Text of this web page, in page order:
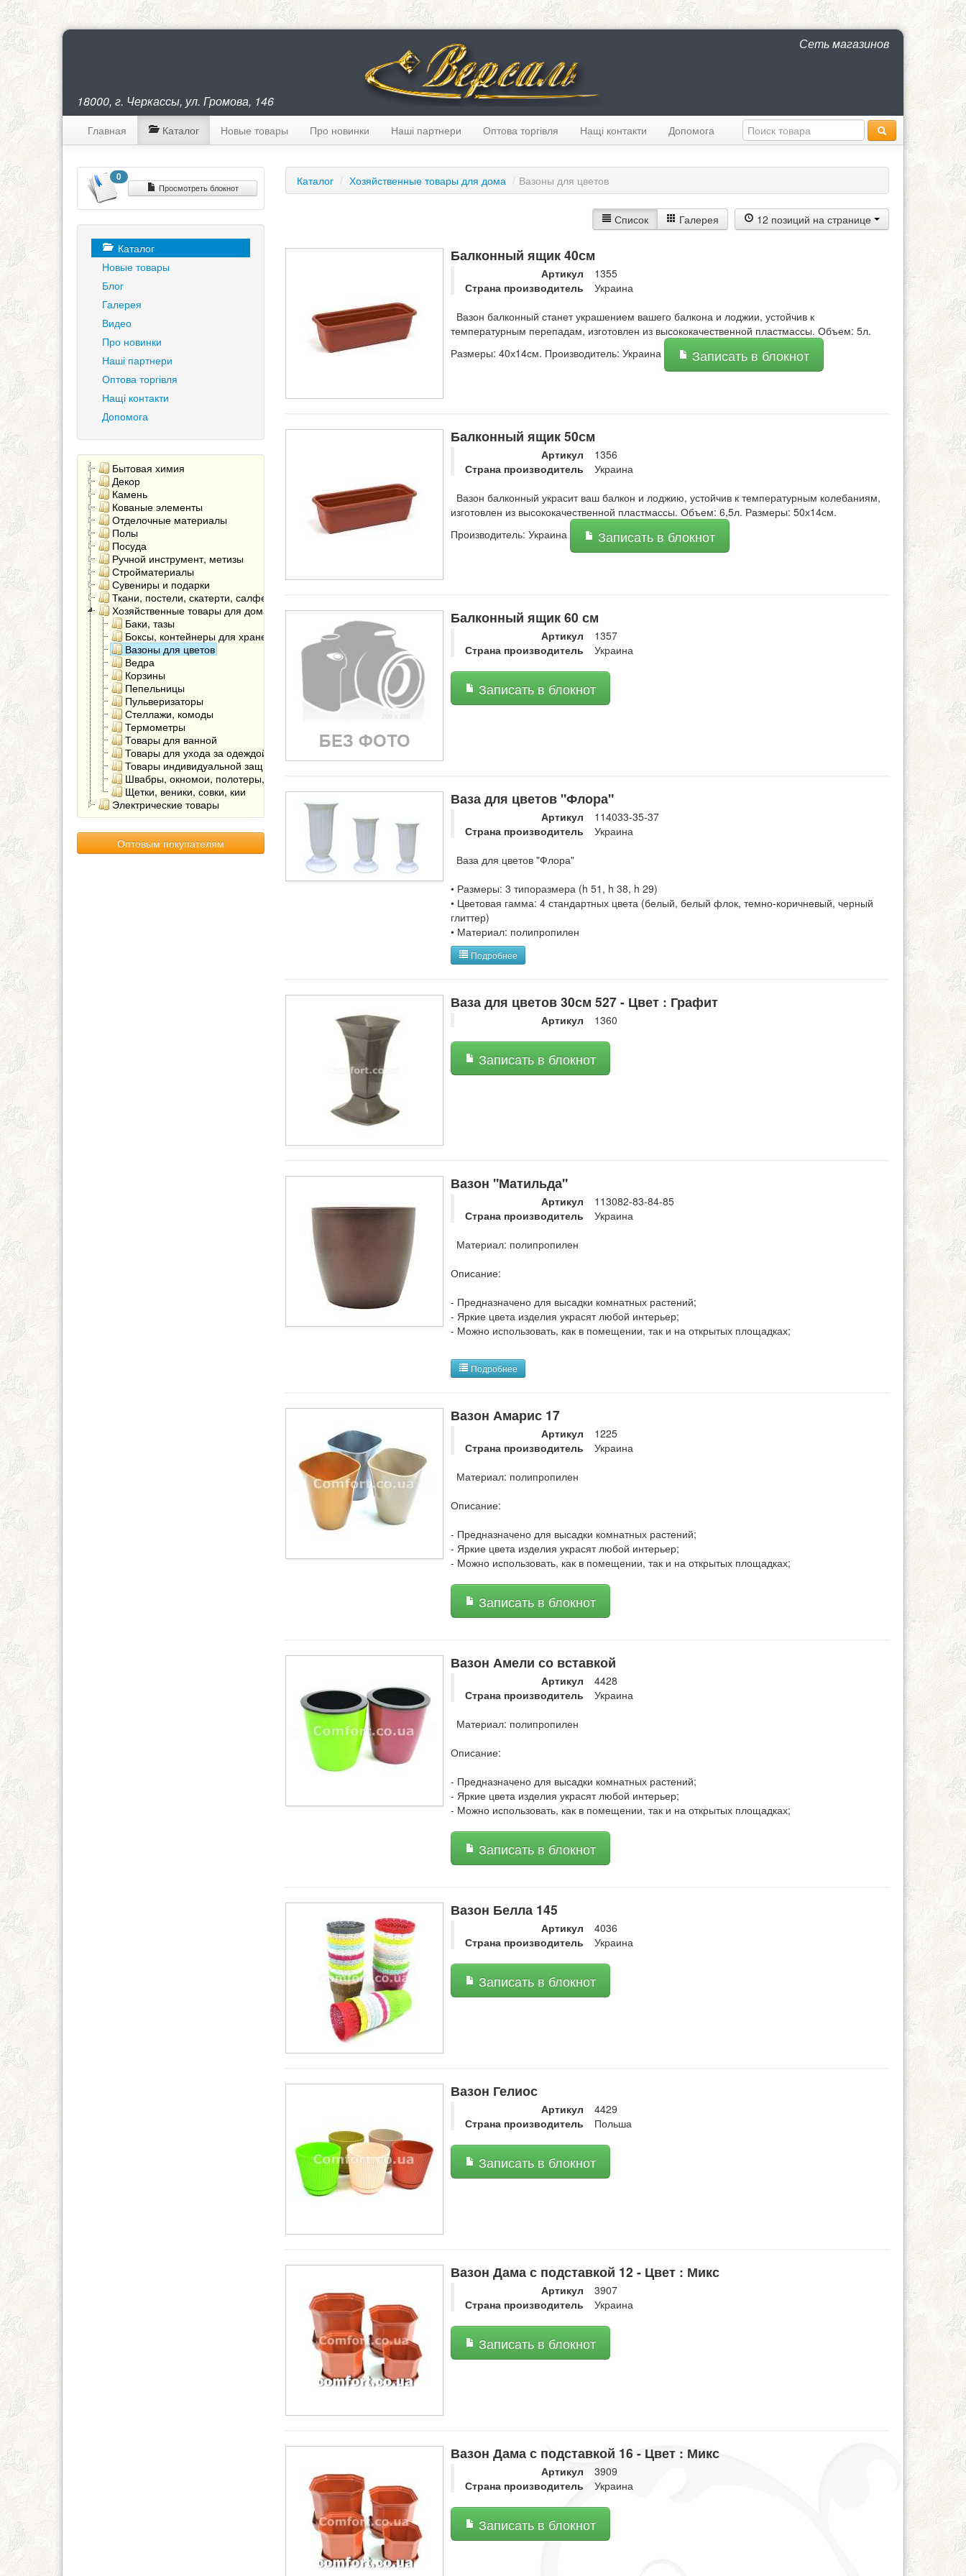
Сеть магазинов
18000, г. Черкассы, ул. Громова, 146
Главная Каталог Новые товары Про новинки Наші партнери Оптова торгівля Нащі контакти Допомога
0
Просмотреть блокнот
Каталог
Новые товары
Блог
Галерея
Видео
Про новинки
Наші партнери
Оптова торгівля
Нащі контакти
Допомога
Бытовая химия
Декор
Камень
Кованые элементы
Отделочные материалы
Полы
Посуда
Ручной инструмент, метизы
Стройматериалы
Сувениры и подарки
Ткани, постели, скатерти, салфетки
Хозяйственные товары для дома
Баки, тазы
Боксы, контейнеры для хранения
Вазоны для цветов
Ведра
Корзины
Пепельницы
Пульверизаторы
Стеллажи, комоды
Термометры
Товары для ванной
Товары для ухода за одеждой, обувью
Товары индивидуальной защиты
Швабры, окномои, полотеры, мопы
Щетки, веники, совки, кии
Электрические товары
Оптовым покупателям
Каталог / Хозяйственные товары для дома / Вазоны для цветов
Список Галерея 12 позиций на странице
Балконный ящик 40см
Артикул
1355
Страна производитель
Украина
Вазон балконный станет украшением вашего балкона и лоджии, устойчив к
температурным перепадам, изготовлен из высококачественной пластмассы. Объем: 5л.
Размеры: 40х14см. Производитель: Украина
Записать в блокнот
Балконный ящик 50см
Артикул
1356
Страна производитель
Украина
Вазон балконный украсит ваш балкон и лоджию, устойчив к температурным колебаниям,
изготовлен из высококачественной пластмассы. Объем: 6,5л. Размеры: 50х14см.
Производитель: Украина
Записать в блокнот
Балконный ящик 60 см
Артикул
1357
Страна производитель
Украина
Записать в блокнот
Ваза для цветов "Флора"
Артикул
114033-35-37
Страна производитель
Украина
Ваза для цветов "Флора"
• Размеры: 3 типоразмера (h 51, h 38, h 29)
• Цветовая гамма: 4 стандартных цвета (белый, белый флок, темно-коричневый, черный
глиттер)
• Материал: полипропилен
Подробнее
Ваза для цветов 30см 527 - Цвет : Графит
Артикул 1360
Записать в блокнот
Вазон "Матильда"
Артикул
113082-83-84-85
Страна производитель
Украина
Материал: полипропилен
Описание:
- Предназначено для высадки комнатных растений;
- Яркие цвета изделия украсят любой интерьер;
- Можно использовать, как в помещении, так и на открытых площадках;
Подробнее
Вазон Амарис 17
Артикул
1225
Страна производитель
Украина
Материал: полипропилен
Описание:
- Предназначено для высадки комнатных растений;
- Яркие цвета изделия украсят любой интерьер;
- Можно использовать, как в помещении, так и на открытых площадках;
Записать в блокнот
Вазон Амели со вставкой
Артикул
4428
Страна производитель
Украина
Материал: полипропилен
Описание:
- Предназначено для высадки комнатных растений;
- Яркие цвета изделия украсят любой интерьер;
- Можно использовать, как в помещении, так и на открытых площадках;
Записать в блокнот
Вазон Белла 145
Артикул
4036
Страна производитель
Украина
Записать в блокнот
Вазон Гелиос
Артикул
4429
Страна производитель
Польша
Записать в блокнот
Вазон Дама с подставкой 12 - Цвет : Микс
Артикул
3907
Страна производитель
Украина
Записать в блокнот
Вазон Дама с подставкой 16 - Цвет : Микс
Артикул
3909
Страна производитель
Украина
Записать в блокнот